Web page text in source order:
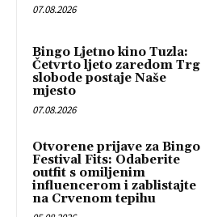
07.08.2026
Bingo Ljetno kino Tuzla:
Četvrto ljeto zaredom Trg
slobode postaje Naše
mjesto
07.08.2026
Otvorene prijave za Bingo
Festival Fits: Odaberite
outfit s omiljenim
influencerom i zablistajte
na Crvenom tepihu